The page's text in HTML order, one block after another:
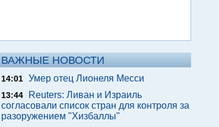
ВАЖНЫЕ НОВОСТИ
14:01 Умер отец Лионеля Месси
13:44
Reuters: Ливан и Израиль
согласовали список стран для контроля за
разоружением "Хизбаллы"